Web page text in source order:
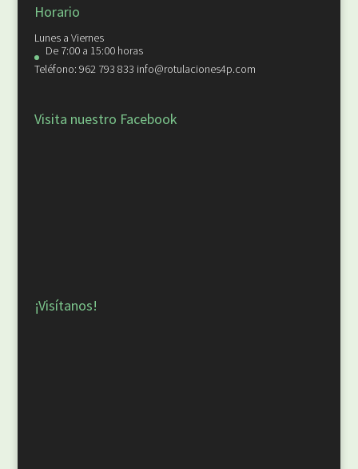
Horario
Lunes a Viernes
De 7:00 a 15:00 horas
Teléfono: 962 793 833 info@rotulaciones4p.com
Visita nuestro Facebook
¡Visítanos!